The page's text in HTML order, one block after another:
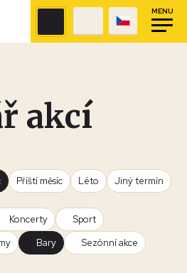
MENU
akcí
Příští měsíc Léto Jiný termín
Koncerty
Sport
Bary
Sezónní akce